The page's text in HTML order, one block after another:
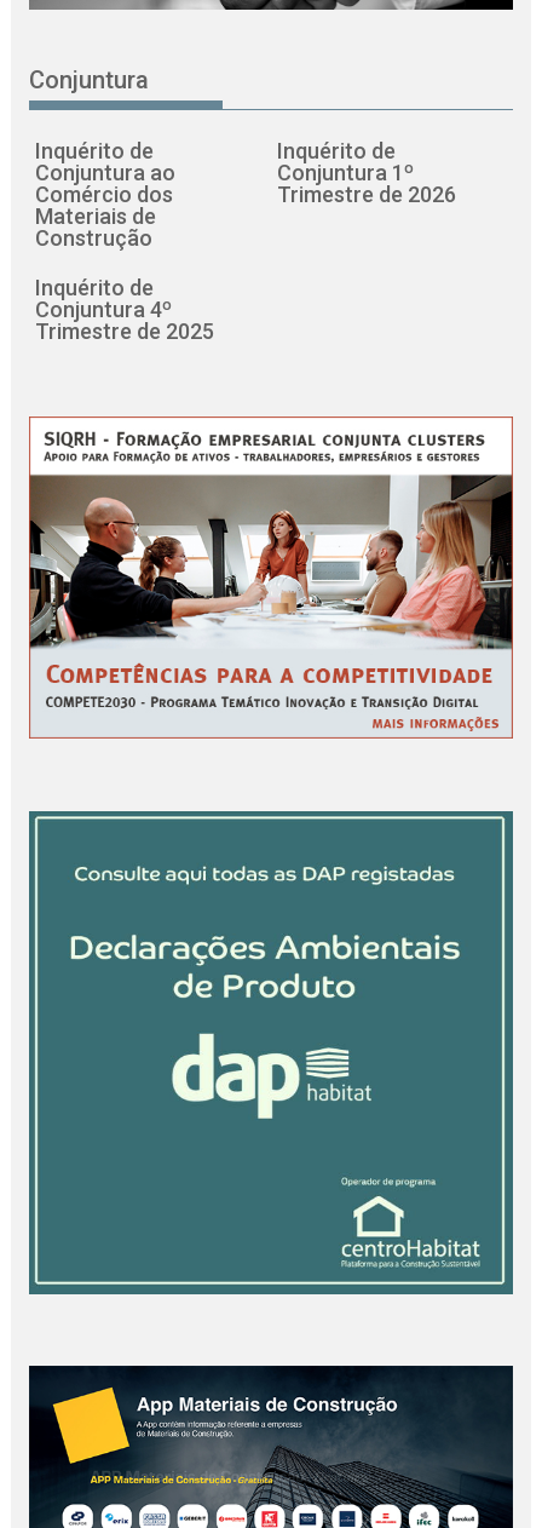
Conjuntura
Inquérito de
Conjuntura ao
Comércio dos
Materiais de
Construção
Inquérito de
Conjuntura 1º
Trimestre de 2026
Inquérito de
Conjuntura 4º
Trimestre de 2025